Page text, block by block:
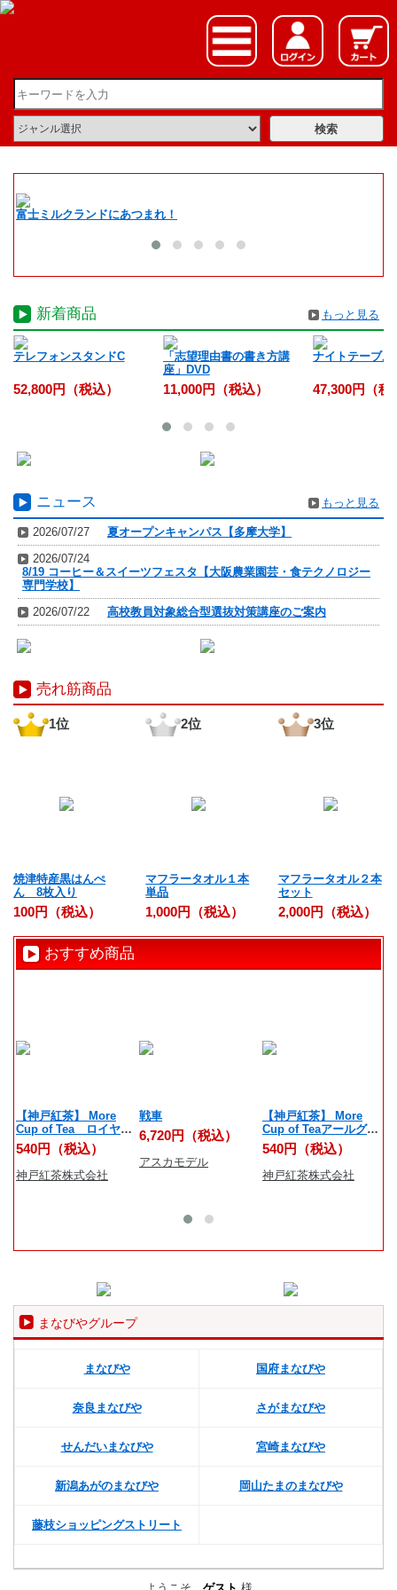
富士ミルクランドにあつまれ！
新着商品 もっと見る
テレフォンスタンドC
52,800円（税込）
「志望理由書の書き方講
座」DVD
11,000円（税込）
ナイトテーブル
47,300円（税
ニュース もっと見る
2026/07/27
夏オープンキャンパス【多摩大学】
2026/07/24
8/19 コーヒー＆スイーツフェスタ【大阪農業園芸・食テクノロジー
専門学校】
2026/07/22
高校教員対象総合型選抜対策講座のご案内
売れ筋商品
1位
焼津特産黒はんぺ
ん 8枚入り
100円（税込）
2位
マフラータオル１本
単品
1,000円（税込）
3位
マフラータオル２本
セット
2,000円（税込）
おすすめ商品
【神戸紅茶】 More
Cup of Tea ロイヤル
ダージリン 7ティーバ
ッグス
540円（税込）
神戸紅茶株式会社
戦車
6,720円（税込）
アスカモデル
【神戸紅茶】 More
Cup of Teaアールグレ
イオレンジリッチ 7テ
ィーバッグス
540円（税込）
神戸紅茶株式会社
まなびやグループ
まなびや 国府まなびや
奈良まなびや さがまなびや
せんだいまなびや 宮崎まなびや
新潟あがのまなびや 岡山たまのまなびや
藤枝ショッピングストリート